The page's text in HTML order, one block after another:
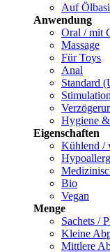
Auf
Anwendung
Oral / mit
Massage
Für Toys
Anal
Standard
Stimulation
Hygiene
Eigenschaften
Kühlend /
Bio
Vegan
Menge
Sachets /
Kleine
Mittlere